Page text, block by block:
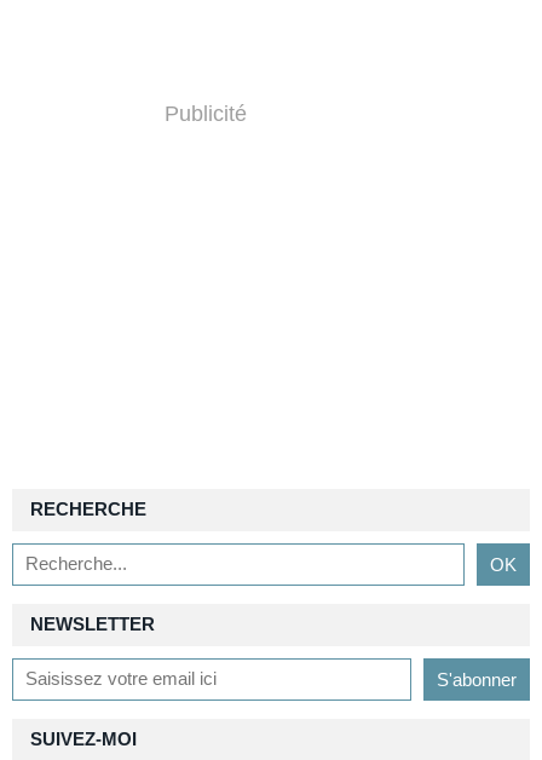
Publicité
NEWSLETTER
SUIVEZ-MOI
RECHERCHE